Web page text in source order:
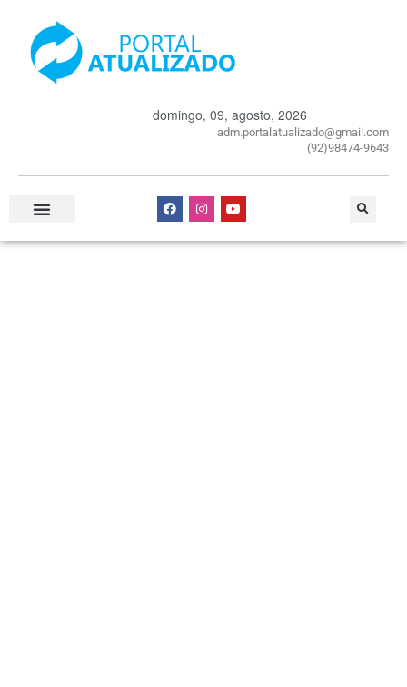
domingo, 09, agosto, 2026
adm.portalatualizado@gmail.com
(92)98474-9643